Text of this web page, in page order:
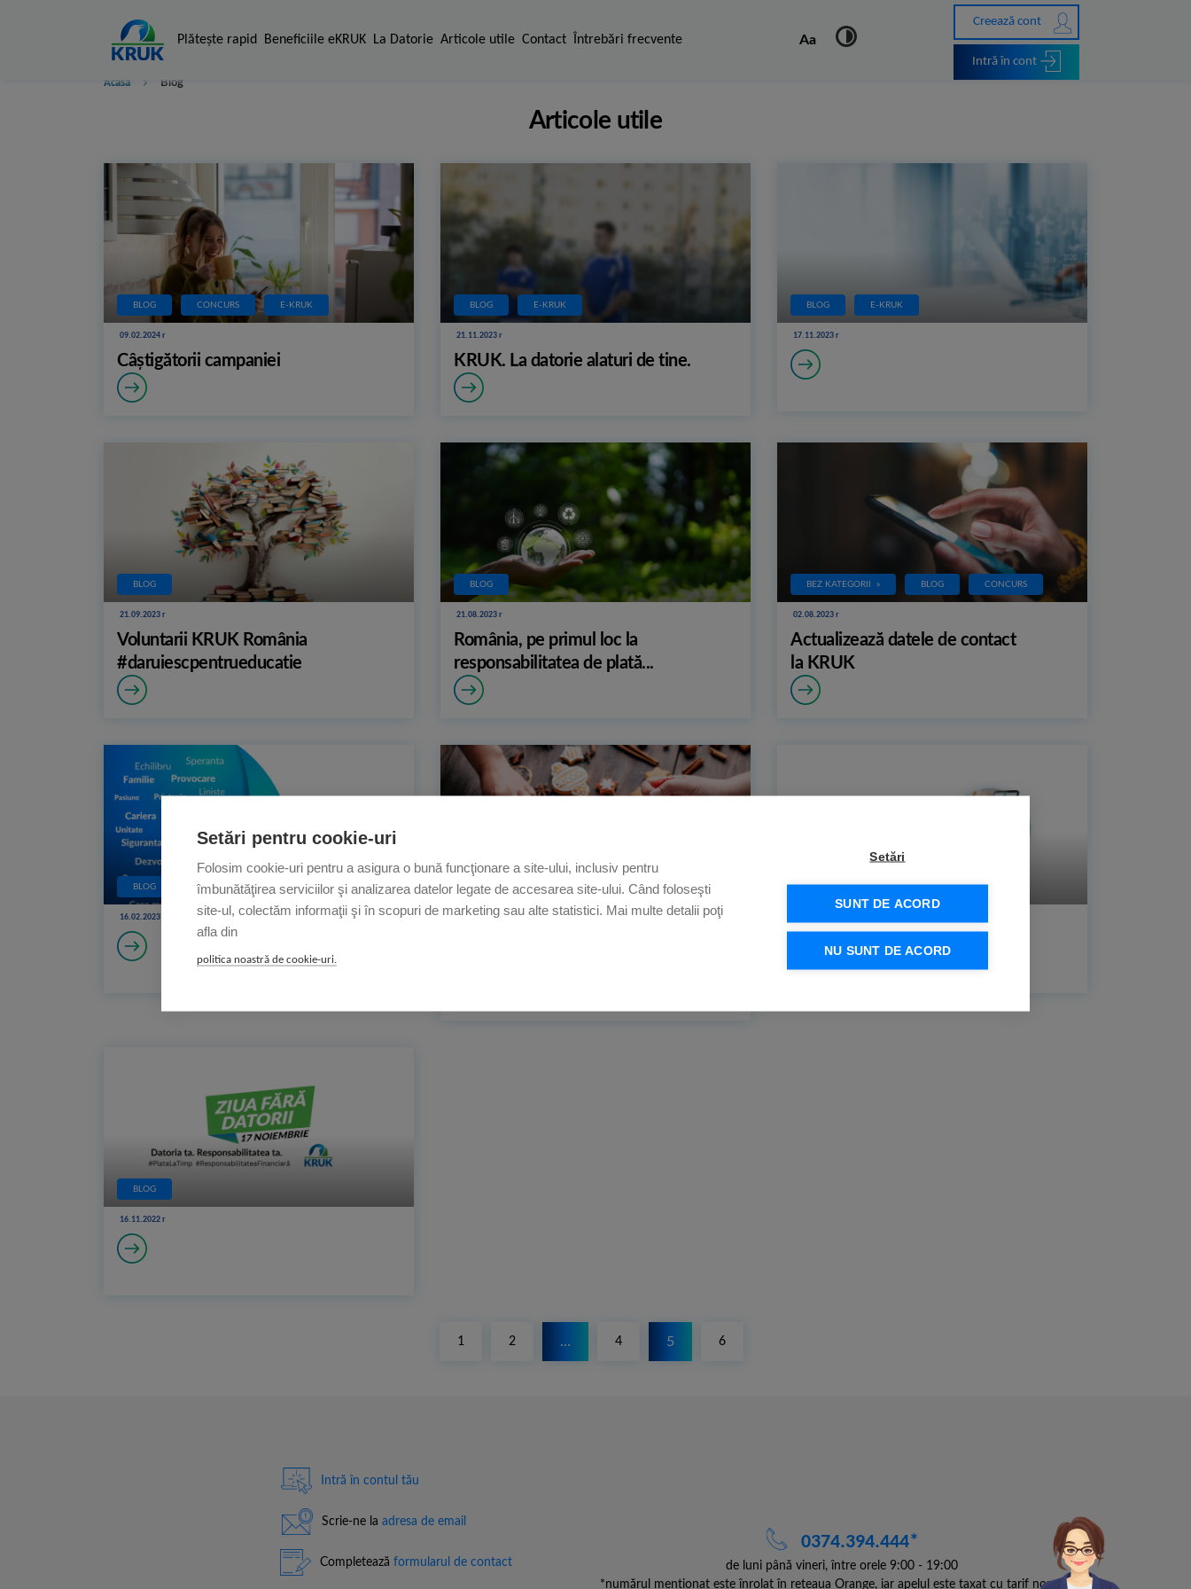
Plăteşte rapid Beneficiile eKRUK La Datorie Articole utile Contact Întrebări frecvente Aa
Creează cont
Intră în cont
Acasă Blog
Articole utile
BLOG CONCURS E-KRUK
09.02.2024 r
Câștigătorii campaniei
BLOG E-KRUK
21.11.2023 r
KRUK. La datorie alaturi de tine.
BLOG E-KRUK
17.11.2023 r
BLOG
21.09.2023 r
Voluntarii KRUK România
#daruiescpentrueducatie
BLOG
21.08.2023 r
România, pe primul loc la
responsabilitatea de plată...
BEZ KATEGORII » BLOG CONCURS
02.08.2023 r
Actualizează datele de contact
la KRUK
BLOG E-KRUK
16.02.2023 r
CONCURS BLOG E-KRUK
02.12.2022 r
BLOG
BLOG
16.11.2022 r
1 2 … 4 5 6
Intră în contul tău
Scrie-ne la adresa de email
Completează formularul de contact
0374.394.444*
de luni până vineri, între orele 9:00 - 19:00
*numărul menționat este înrolat în rețeaua Orange, iar apelul este taxat cu tarif normal în
Setări pentru cookie-uri
Folosim cookie-uri pentru a asigura o bună funcţionare a site-ului, inclusiv pentru
îmbunătăţirea serviciilor şi analizarea datelor legate de accesarea site-ului. Când foloseşti
site-ul, colectăm informaţii şi în scopuri de marketing sau alte statistici. Mai multe detalii poţi
afla din
politica noastră de cookie-uri.
Setări
SUNT DE ACORD
NU SUNT DE ACORD